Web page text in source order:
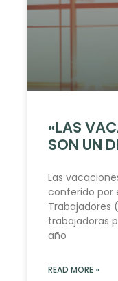
«LAS
SON UN
Las
conferido por
Trabajadores
trabajadoras
año
READ MORE »